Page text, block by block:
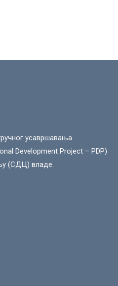
усавршавања
Development Project – PDP)
(СДЦ) владе.